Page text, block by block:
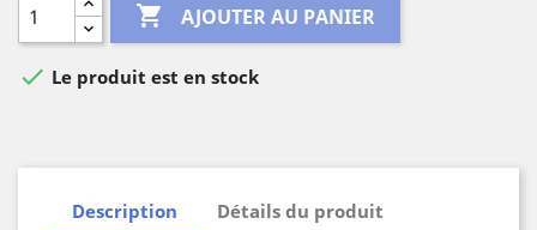
 AJOUTER AU PANIER
 Le produit est en stock
Description
Détails du produit